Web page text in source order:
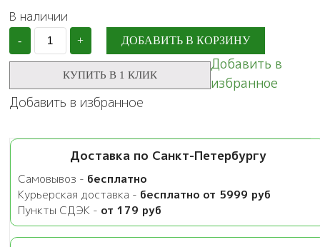
В наличии
- Количество
Пакет
полиэтиленовый
вырубной,
усиленной
ручкой,
х
60
мкм
+ ДОБАВИТЬ В КОРЗИНУ
КУПИТЬ В 1 КЛИК
Добавить в
избранное
Добавить в избранное
Доставка по Санкт-Петербургу
Самовывоз - бесплатно
Курьерская доставка - бесплатно от 5999 руб
Пункты СДЭК - от 179 руб